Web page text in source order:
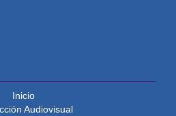
Inicio
Audiovisual